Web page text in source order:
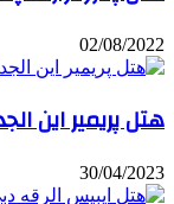
02/08/2022
هتل پریمیر این
30/04/2023